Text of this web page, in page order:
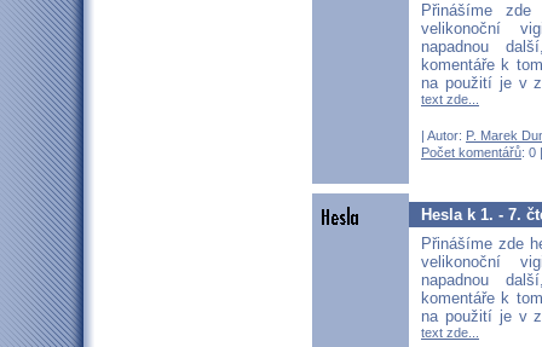
Přinášíme
velikonoční
napadnou
komentáře k
na použití je v
text zde...
| Autor: P. Marek
Počet komentářů: 0
Hesla k 1. - 7.
Přinášíme zde
velikonoční
napadnou
komentáře k
na použití je v
text zde...